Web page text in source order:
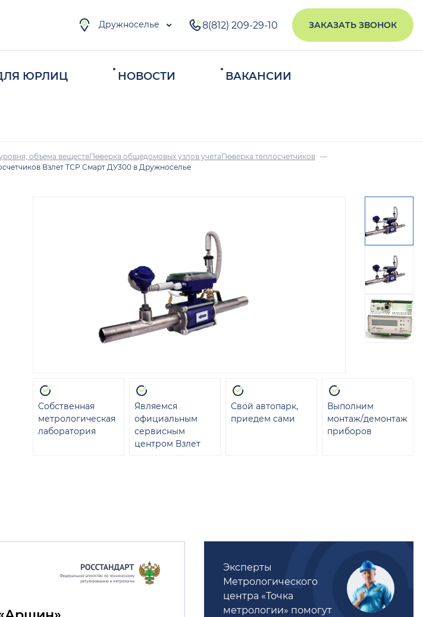
Дружноселье 8(812) 209-29-10 ЗАКАЗАТЬ ЗВОНОК
ЮРЛИЦ НОВОСТИ ВАКАНСИИ
объема веществПоверка общедомовых узлов учетаПоверка теплосчетчиков
Взлет ТСР Смарт ДУ300 в Дружноселье
Собственная
метрологическая
лаборатория
Являемся
официальным
сервисным
центром Взлет
Свой автопарк,
приедем сами
Выполним
монтаж/демонтаж
приборов
Эксперты
Метрологического
центра «Точка
метрологии» помогут